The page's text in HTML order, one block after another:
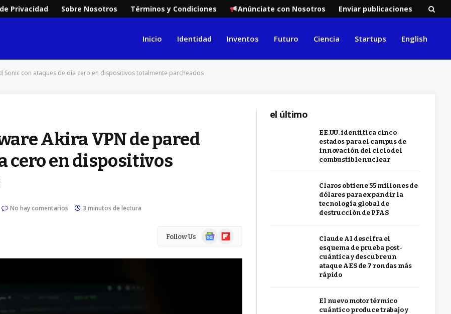
Privacidad Sobre Nosotros Términos y Condiciones Anúnciate con Nosotros Enviar publicaciones
Inicio Identidad Inventos Futuro Ciencia Startups English
Sonic con ataques de día cero en dispositivos totalmente parcheados
Akira VPN de pared
cero en dispositivos
No hay comentarios 3 minutos de lectura
Follow Us
GoogleFlipboard
el último
EE.UU. identifica cinco
estados para el campus de
innovación del ciclo del
combustible nuclear
Claros obtiene 55 millones de
dólares para expandir la
tecnología global de
destrucción de PFAS
Claude AI descifra el
esquema de prueba post-
cuántica y descubre un
ataque AES de 7 rondas más
rápido
El nuevo motor térmico
cuántico produce trabajo y